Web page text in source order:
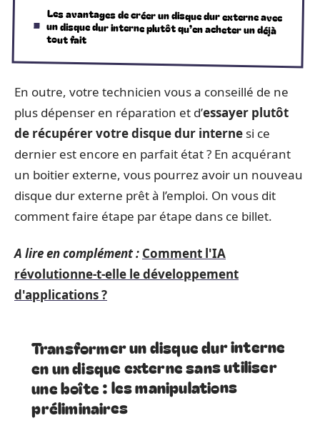
Les avantages de créer un disque dur externe avec
un disque dur interne plutôt qu’en acheter un déjà
tout fait
En outre, votre technicien vous a conseillé de ne
plus dépenser en réparation et d’essayer plutôt
de récupérer votre disque dur interne si ce
dernier est encore en parfait état ? En acquérant
un boitier externe, vous pourrez avoir un nouveau
disque dur externe prêt à l’emploi. On vous dit
comment faire étape par étape dans ce billet.
A lire en complément : Comment l'IA
révolutionne-t-elle le développement
d'applications ?
Transformer un disque dur interne
en un disque externe sans utiliser
une boîte : les manipulations
préliminaires